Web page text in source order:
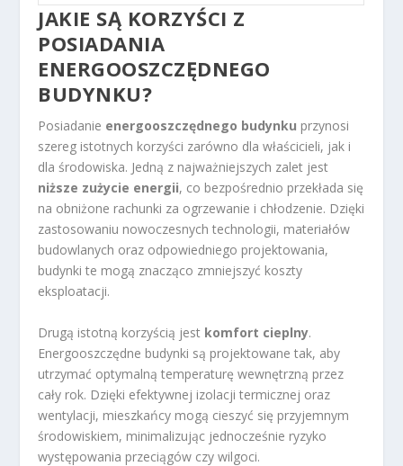
JAKIE SĄ KORZYŚCI Z
POSIADANIA
ENERGOOSZCZĘDNEGO
BUDYNKU?
Posiadanie energooszczędnego budynku przynosi
szereg istotnych korzyści zarówno dla właścicieli, jak i
dla środowiska. Jedną z najważniejszych zalet jest
niższe zużycie energii, co bezpośrednio przekłada się
na obniżone rachunki za ogrzewanie i chłodzenie. Dzięki
zastosowaniu nowoczesnych technologii, materiałów
budowlanych oraz odpowiedniego projektowania,
budynki te mogą znacząco zmniejszyć koszty
eksploatacji.
Drugą istotną korzyścią jest komfort cieplny.
Energooszczędne budynki są projektowane tak, aby
utrzymać optymalną temperaturę wewnętrzną przez
cały rok. Dzięki efektywnej izolacji termicznej oraz
wentylacji, mieszkańcy mogą cieszyć się przyjemnym
środowiskiem, minimalizując jednocześnie ryzyko
występowania przeciągów czy wilgoci.